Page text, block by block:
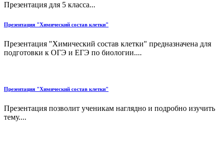
Презентация для 5 класса...
Презентация "Химический состав клетки"
Презентация "Химический состав клетки" предназначена для
подготовки к ОГЭ и ЕГЭ по биологии....
Презентация "Химический состав клетки"
Презентация позволит ученикам наглядно и подробно изучить
тему....